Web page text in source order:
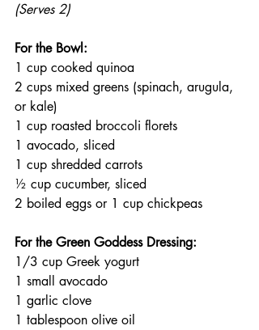
(Serves 2)
For the Bowl:
1 cup cooked quinoa
2 cups mixed greens (spinach, arugula,
or kale)
1 cup roasted broccoli florets
1 avocado, sliced
1 cup shredded carrots
½ cup cucumber, sliced
2 boiled eggs or 1 cup chickpeas
For the Green Goddess Dressing:
1/3 cup Greek yogurt
1 small avocado
1 garlic clove
1 tablespoon olive oil